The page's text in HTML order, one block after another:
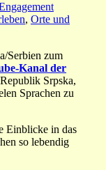
, Orte und
Serbien zum
Kanal der
Srpska,
Sprachen zu
Einblicke in das
so lebendig